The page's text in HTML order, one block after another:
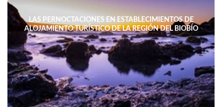
LAS PERNOCTACIONES EN ESTABLECIMIENTOS DE
ALOJAMIENTO TURÍSTICO DE LA REGIÓN DEL BIOBÍO
DISMINUYERON 15,4% INTERANUAL